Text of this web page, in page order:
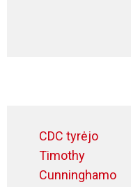
Navigacija
tarp
įrašų
CDC tyrėjo
Timothy
Cunninghamo